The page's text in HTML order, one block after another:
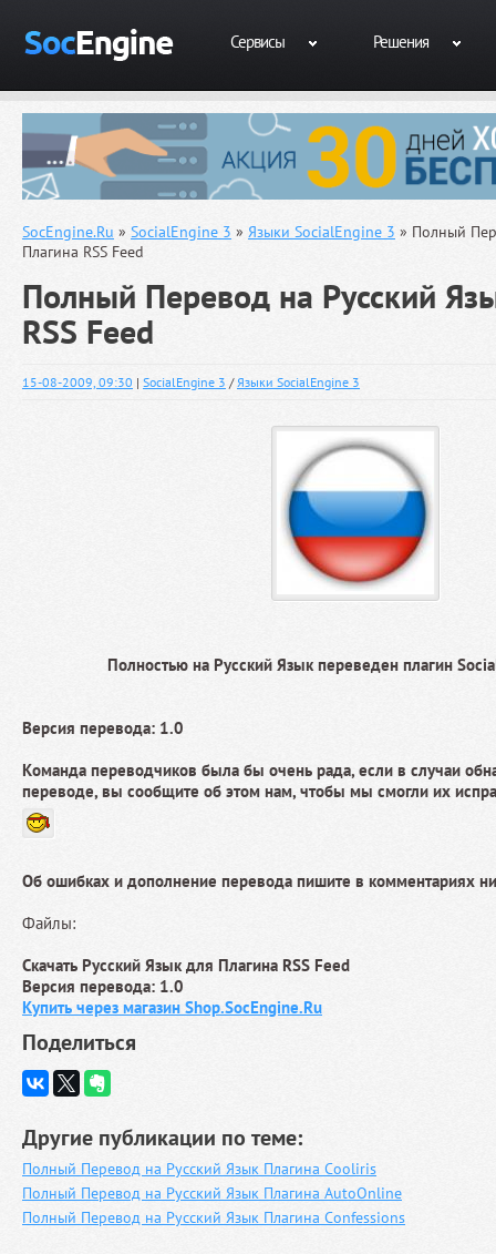
Сервисы Решения
SocEngine.Ru » SocialEngine 3 » Языки SocialEngine 3 » Полный
Плагина RSS Feed
Полный Перевод на Русский
RSS Feed
15-08-2009, 09:30 | SocialEngine 3 /Языки SocialEngine 3
Полностью на Русский Язык переведен плагин
Версия перевода: 1.0
Команда переводчиков была бы очень рада, если в случаи
переводе, вы сообщите об этом нам, чтобы мы смогли их
Об ошибках и дополнение перевода пишите в комментариях
Файлы:
Скачать Русский Язык для Плагина RSS Feed
Версия перевода: 1.0
Купить через магазин Shop.SocEngine.Ru
Поделиться
Другие публикации по теме:
Полный Перевод на Русский Язык Плагина Cooliris
Полный Перевод на Русский Язык Плагина AutoOnline
Полный Перевод на Русский Язык Плагина Confessions